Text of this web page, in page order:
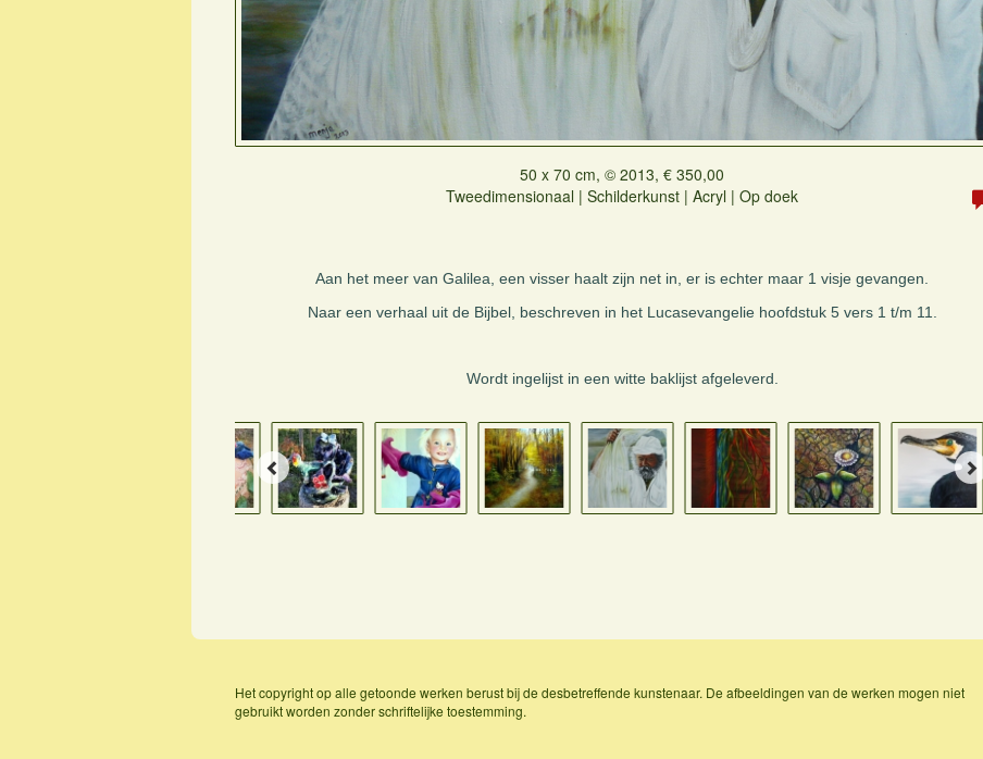
50 x 70 cm, © 2013, € 350,00
Tweedimensionaal | Schilderkunst | Acryl | Op doek
Aan het meer van Galilea, een visser haalt zijn net in, er is echter maar 1 visje gevangen.
Naar een verhaal uit de Bijbel, beschreven in het Lucasevangelie hoofdstuk 5 vers 1 t/m 11.
Wordt ingelijst in een witte baklijst afgeleverd.
Het copyright op alle getoonde werken berust bij de desbetreffende kunstenaar. De afbeeldingen van de werken mogen niet
gebruikt worden zonder schriftelijke toestemming.